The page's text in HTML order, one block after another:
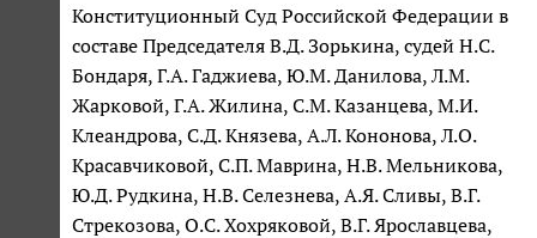
Конституционный Суд Российской Федерации в
составе Председателя В.Д. Зорькина, судей Н.С.
Бондаря, Г.А. Гаджиева, Ю.М. Данилова, Л.М.
Жарковой, Г.А. Жилина, С.М. Казанцева, М.И.
Клеандрова, С.Д. Князева, А.Л. Кононова, Л.О.
Красавчиковой, С.П. Маврина, Н.В. Мельникова,
Ю.Д. Рудкина, Н.В. Селезнева, А.Я. Сливы, В.Г.
Стрекозова, О.С. Хохряковой, В.Г. Ярославцева,